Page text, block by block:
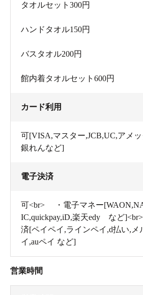
タオルセット300円
ハンドタオル150円
バスタオル200円
館内着タオルセット600円
カード利用
可[VISA,マスター,JCB,UC,アメ
銀れんなど]
電子決済
可<br> ・電子マネー
IC,quickpay,iD,楽天edy など
済[ペイペイ,ラインペイ,d払い,メ
イ,auペイ など]
営業時間